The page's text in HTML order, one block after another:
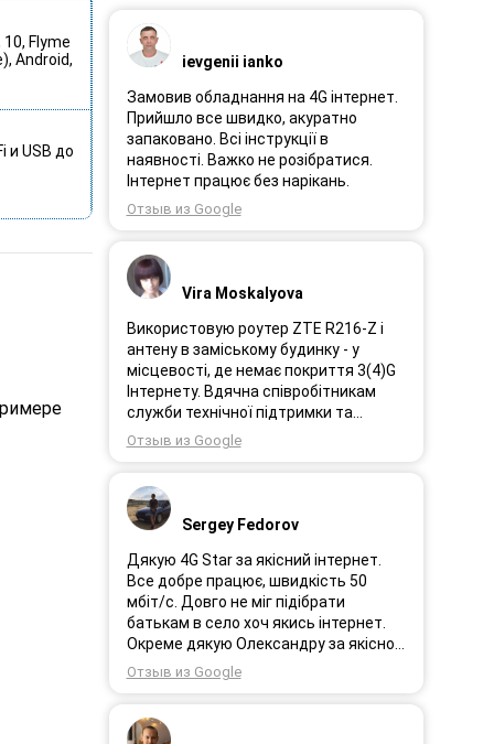
10, Flyme
Android,
и USB до
ievgenii ianko
Замовив обладнання на 4G інтернет.
Прийшло все швидко, акуратно
запаковано. Всі інструкції в
наявності. Важко не розібратися.
Інтернет працює без нарікань.
Отзыв из Google
Vira Moskalyova
Використовую роутер ZTE R216-Z і
антену в заміському будинку - у
місцевості, де немає покриття 3(4)G
Інтернету. Вдячна співробітникам
служби технічної підтримки та
інженерам за професійне і швидке
сервісне обслуговування, ремонт і
роки після покупки я не шкодую про
прийняте тоді рішення придбати
обладнання в компанії 3G star (зараз
4G star).
Отзыв из Google
Sergey Fedorov
Дякую 4G Star за якісний інтернет.
Все добре працює, швидкість 50
мбіт/с. Довго не міг підібрати
батькам в село хоч якись інтернет.
Окреме дякую Олександру за якісно
підібране обладнання!
Отзыв из Google